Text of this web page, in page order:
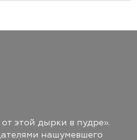
этой дырки в пудре».
нашумевшего